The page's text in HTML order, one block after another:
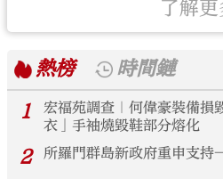
了解更
熱榜
時間鏈
1
宏福苑調查｜何偉豪裝備
衣」手袖燒毀鞋部分熔化
2 所羅門群島新政府重申支